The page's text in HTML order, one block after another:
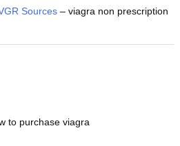
Sources – viagra non prescription
to purchase viagra